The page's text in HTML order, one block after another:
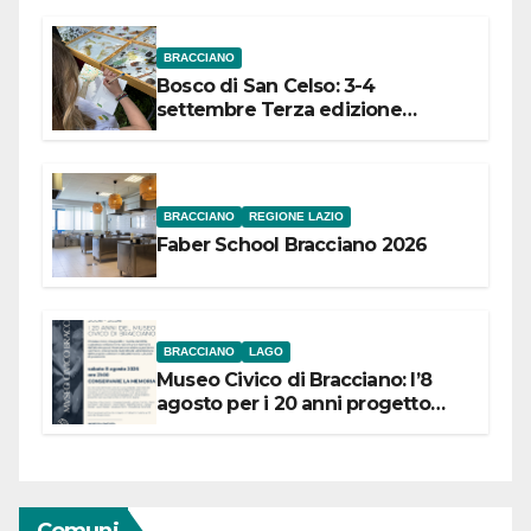
BRACCIANO
Bosco di San Celso: 3-4
settembre Terza edizione
BRACCIANO REGIONE LAZIO
Faber School Bracciano 2026
BRACCIANO LAGO
Museo Civico di Bracciano: l’8
agosto per i 20 anni progetto